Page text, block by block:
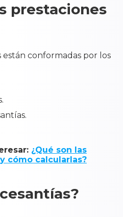
prestaciones
están conformadas por los
¿Qué son las
cómo calcularlas?